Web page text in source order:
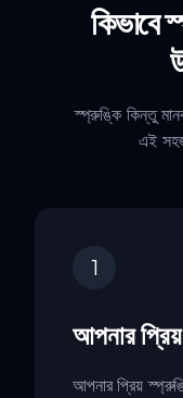
কিভাবে
স্প্রুঙ্কি কিন্তু
এই
1
আপনার প্রিয়
আপনার প্রিয়